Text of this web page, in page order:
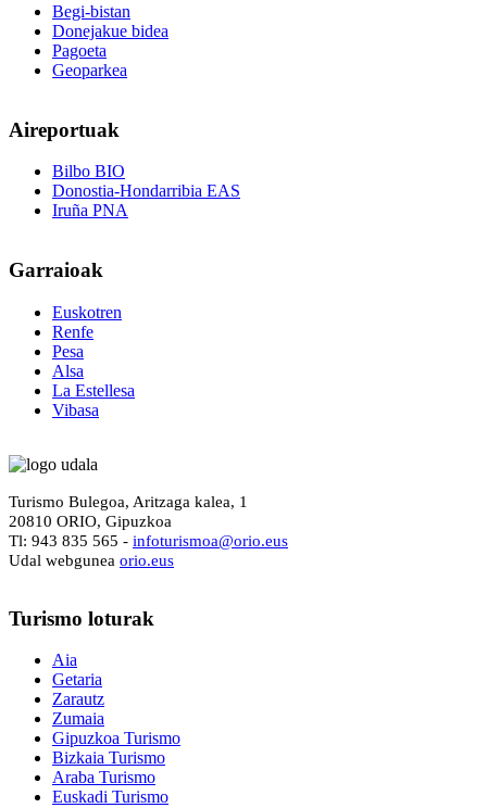
Begi-bistan
Donejakue bidea
Pagoeta
Geoparkea
Aireportuak
Bilbo BIO
Donostia-Hondarribia EAS
Iruña PNA
Garraioak
Euskotren
Renfe
Pesa
Alsa
La Estellesa
Vibasa
Turismo Bulegoa, Aritzaga kalea, 1
20810 ORIO, Gipuzkoa
Tl: 943 835 565 - infoturismoa@orio.eus
Udal webgunea orio.eus
Turismo loturak
Aia
Getaria
Zarautz
Zumaia
Gipuzkoa Turismo
Bizkaia Turismo
Araba Turismo
Euskadi Turismo